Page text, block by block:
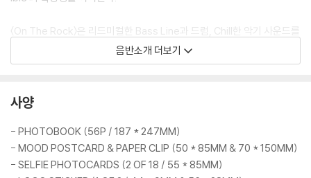
〈On The Rock〉은 리드미컬한 Bass Line과 드럼, Chill한 악기 사운드를
기반으로 R&B, Soul, Pop, Rock이 자연스럽게 흐르는 트랙이다. 절제된
사운드 디자인 속에서 XODIAC의 한층 성숙해진 음악적 무드를 제시한다.
〈Starlight〉는 시원한 기타 사운드와 경쾌한 밴드 사운드를 기반으로 Po
원을 모티프로, 멤버들의 진심이 팬들에게 닿기를 바라는 메시지를 담백하
게 전한다.
음반소개 더보기
사양
- PHOTOBOOK (56P / 187 * 247MM)
- MOOD POSTCARD & PAPER CLIP (50 * 85MM & 70 * 150MM)
- SELFIE PHOTOCARDS (2 OF 18 / 55 * 85MM)